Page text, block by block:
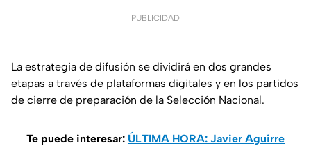
PUBLICIDAD
La estrategia de difusión se dividirá en dos grandes
etapas a través de plataformas digitales y en los partidos
de cierre de preparación de la Selección Nacional.
Te puede interesar: ÚLTIMA HORA: Javier Aguirre